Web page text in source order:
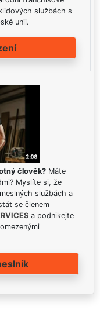
službách s
unii.
člověk? Máte
Myslíte si, že
službách a
se členem
a podnikejte